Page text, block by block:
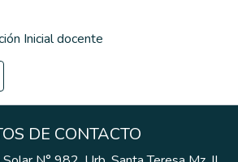
Inicial docente
DE CONTACTO